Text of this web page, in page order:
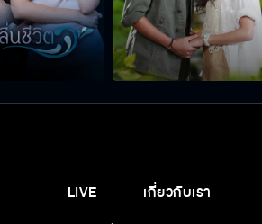
LIVE เกี่ยวกับเรา